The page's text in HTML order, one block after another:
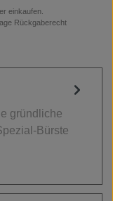
einkaufen.
Rückgaberecht
gründliche
Bürste